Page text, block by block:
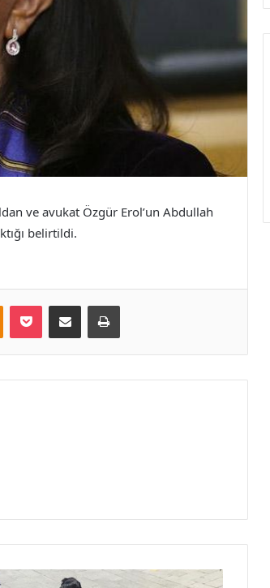
ve avukat Özgür Erol’un Abdullah
belirtildi.
Odnoklassniki
Pocket E-Posta ile paylaş Yazdır